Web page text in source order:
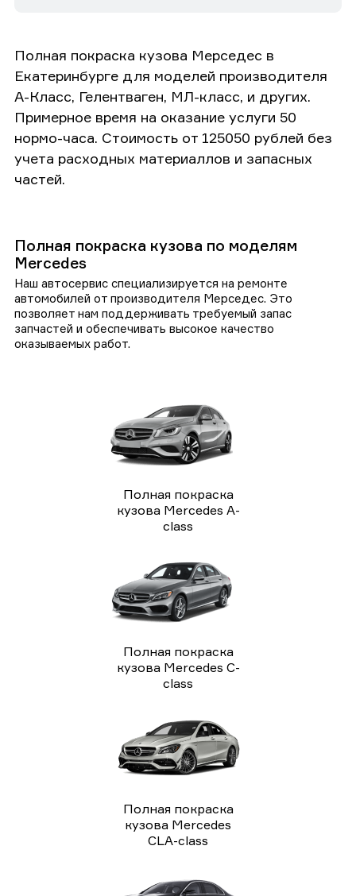
Полная покраска кузова Мерседес в
Екатеринбурге для моделей производителя
А-Класс, Гелентваген, МЛ-класс, и других.
Примерное время на оказание услуги 50
нормо-часа. Стоимость от 125050 рублей без
учета расходных материаллов и запасных
частей.
Полная покраска кузова по моделям
Mercedes
Наш автосервис специализируется на ремонте
автомобилей от производителя Мерседес. Это
позволяет нам поддерживать требуемый запас
запчастей и обеспечивать высокое качество
оказываемых работ.
Полная покраска
кузова Mercedes A-
class
Полная покраска
кузова Mercedes C-
class
Полная покраска
кузова Mercedes
CLA-class